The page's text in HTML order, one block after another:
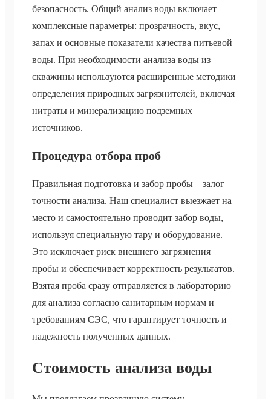
безопасность. Общий анализ воды включает
комплексные параметры: прозрачность, вкус,
запах и основные показатели качества питьевой
воды. При необходимости анализа воды из
скважины используются расширенные методики
определения природных загрязнителей, включая
нитраты и минерализацию подземных
источников.
Процедура отбора проб
Правильная подготовка и забор пробы – залог
точности анализа. Наш специалист выезжает на
место и самостоятельно проводит забор воды,
используя специальную тару и оборудование.
Это исключает риск внешнего загрязнения
пробы и обеспечивает корректность результатов.
Взятая проба сразу отправляется в лабораторию
для анализа согласно санитарным нормам и
требованиям СЭС, что гарантирует точность и
надежность полученных данных.
Стоимость анализа воды